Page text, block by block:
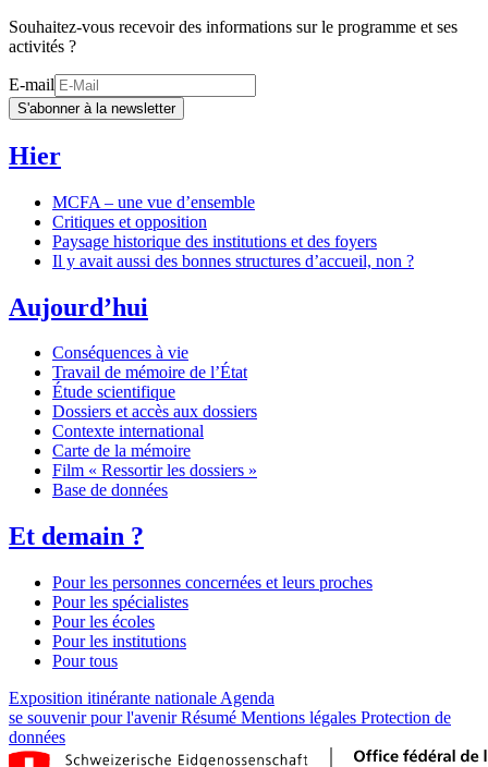
Souhaitez-vous recevoir des informations sur le programme et ses
activités ?
E-mail
S'abonner à la newsletter
Hier
MCFA – une vue d’ensemble
Critiques et opposition
Paysage historique des institutions et des foyers
Il y avait aussi des bonnes structures d’accueil, non ?
Aujourd’hui
Conséquences à vie
Travail de mémoire de l’État
Étude scientifique
Dossiers et accès aux dossiers
Contexte international
Carte de la mémoire
Film « Ressortir les dossiers »
Base de données
Et demain ?
Pour les personnes concernées et leurs proches
Pour les spécialistes
Pour les écoles
Pour les institutions
Pour tous
Exposition itinérante nationale Agenda
se souvenir pour l'avenirRésumé Mentions légales Protection de
données